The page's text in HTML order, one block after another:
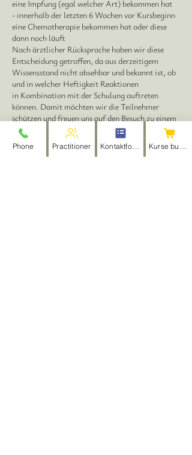
eine Impfung (egal welcher Art) bekommen hat
- innerhalb der letzten 6 Wochen vor Kursbeginn
eine Chemotherapie bekommen hat oder diese
dann noch läuft
Nach ärztlicher Rücksprache haben wir diese
Entscheidung getroffen, da aus derzeitigem
Wissensstand nicht absehbar und bekannt ist, ob
und in welcher Heftigkeit Reaktionen
in Kombination mit der Schulung auftreten
können. Damit möchten wir die Teilnehmer
schützen und freuen uns auf den Besuch zu einem
anderen Termin.
Bitte um Kenntnisnahme und entsprechende
Planung.
Phone Practitioner Kontaktformular